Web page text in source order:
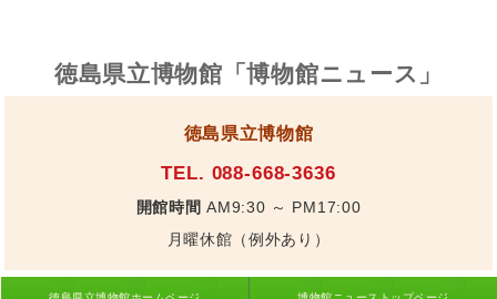
徳島県立博物館「博物館ニュース」
徳島県立博物館
TEL. 088-668-3636
開館時間 AM9:30 ～ PM17:00
月曜休館（例外あり）